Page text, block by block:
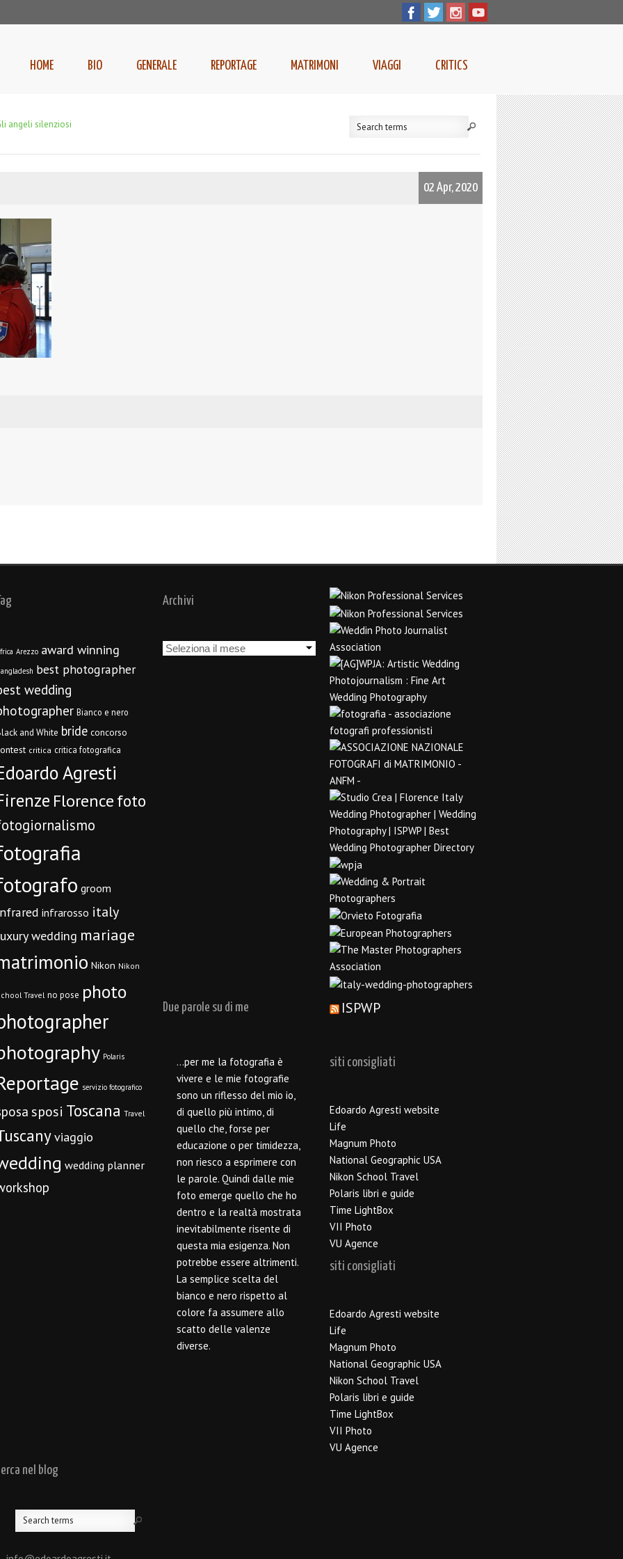
HOME BIO GENERALE REPORTAGE MATRIMONI VIAGGI CRITICS
angeli silenziosi
02 Apr, 2020
Arezzo award winning
best photographer
wedding
Bianco e nero
and White bride concorso
critica critica fotografica
Agresti
Florencefoto
groom
infrarosso italy
wedding mariage
Nikon Nikon
Travel no pose photo
Polaris
servizio fotografico
sposi Toscana Travel
viaggio
wedding planner
Archivi
Archivi
Due parole su di me
…per me la fotografia è
vivere e le mie fotografie
sono un riflesso del mio io,
di quello più intimo, di
quello che, forse per
educazione o per timidezza,
non riesco a esprimere con
le parole. Quindi dalle mie
foto emerge quello che ho
dentro e la realtà mostrata
inevitabilmente risente di
questa mia esigenza. Non
potrebbe essere altrimenti.
La semplice scelta del
bianco e nero rispetto al
colore fa assumere allo
scatto delle valenze
diverse.
ISPWP
siti consigliati
Edoardo Agresti website
Life
Magnum Photo
National Geographic USA
Nikon School Travel
Polaris libri e guide
Time LightBox
VII Photo
VU Agence
siti consigliati
Edoardo Agresti website
Life
Magnum Photo
National Geographic USA
Nikon School Travel
Polaris libri e guide
Time LightBox
VII Photo
VU Agence
nel blog